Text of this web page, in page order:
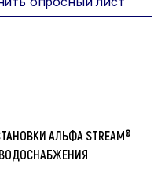
АЛЬФА STREAM®